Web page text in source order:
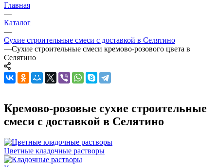
Главная
—
Каталог
—
Сухие строительные смеси с доставкой в Селятино
—Сухие строительные смеси кремово-розового цвета в
Селятино
Кремово-розовые сухие строительные
смеси с доставкой в Селятино
Цветные кладочные растворы